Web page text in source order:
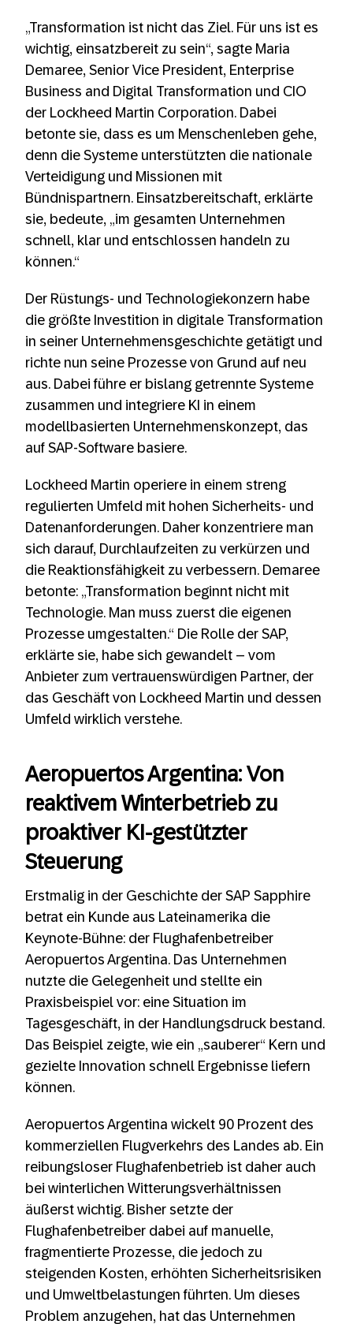
„Transformation ist nicht das Ziel. Für uns ist es
wichtig, einsatzbereit zu sein“, sagte Maria
Demaree, Senior Vice President, Enterprise
Business and Digital Transformation und CIO
der Lockheed Martin Corporation. Dabei
betonte sie, dass es um Menschenleben gehe,
denn die Systeme unterstützten die nationale
Verteidigung und Missionen mit
Bündnispartnern. Einsatzbereitschaft, erklärte
sie, bedeute, „im gesamten Unternehmen
schnell, klar und entschlossen handeln zu
können.“
Der Rüstungs- und Technologiekonzern habe
die größte Investition in digitale Transformation
in seiner Unternehmensgeschichte getätigt und
richte nun seine Prozesse von Grund auf neu
aus. Dabei führe er bislang getrennte Systeme
zusammen und integriere KI in einem
modellbasierten Unternehmenskonzept, das
auf SAP-Software basiere.
Lockheed Martin operiere in einem streng
regulierten Umfeld mit hohen Sicherheits- und
Datenanforderungen. Daher konzentriere man
sich darauf, Durchlaufzeiten zu verkürzen und
die Reaktionsfähigkeit zu verbessern. Demaree
betonte: „Transformation beginnt nicht mit
Technologie. Man muss zuerst die eigenen
Prozesse umgestalten.“ Die Rolle der SAP,
erklärte sie, habe sich gewandelt – vom
Anbieter zum vertrauenswürdigen Partner, der
das Geschäft von Lockheed Martin und dessen
Umfeld wirklich verstehe.
Aeropuertos Argentina: Von
reaktivem Winterbetrieb zu
proaktiver KI-gestützter
Steuerung
Erstmalig in der Geschichte der SAP Sapphire
betrat ein Kunde aus Lateinamerika die
Keynote-Bühne: der Flughafenbetreiber
Aeropuertos Argentina. Das Unternehmen
nutzte die Gelegenheit und stellte ein
Praxisbeispiel vor: eine Situation im
Tagesgeschäft, in der Handlungsdruck bestand.
Das Beispiel zeigte, wie ein „sauberer“ Kern und
gezielte Innovation schnell Ergebnisse liefern
können.
Aeropuertos Argentina wickelt 90 Prozent des
kommerziellen Flugverkehrs des Landes ab. Ein
reibungsloser Flughafenbetrieb ist daher auch
bei winterlichen Witterungsverhältnissen
äußerst wichtig. Bisher setzte der
Flughafenbetreiber dabei auf manuelle,
fragmentierte Prozesse, die jedoch zu
steigenden Kosten, erhöhten Sicherheitsrisiken
und Umweltbelastungen führten. Um dieses
Problem anzugehen, hat das Unternehmen